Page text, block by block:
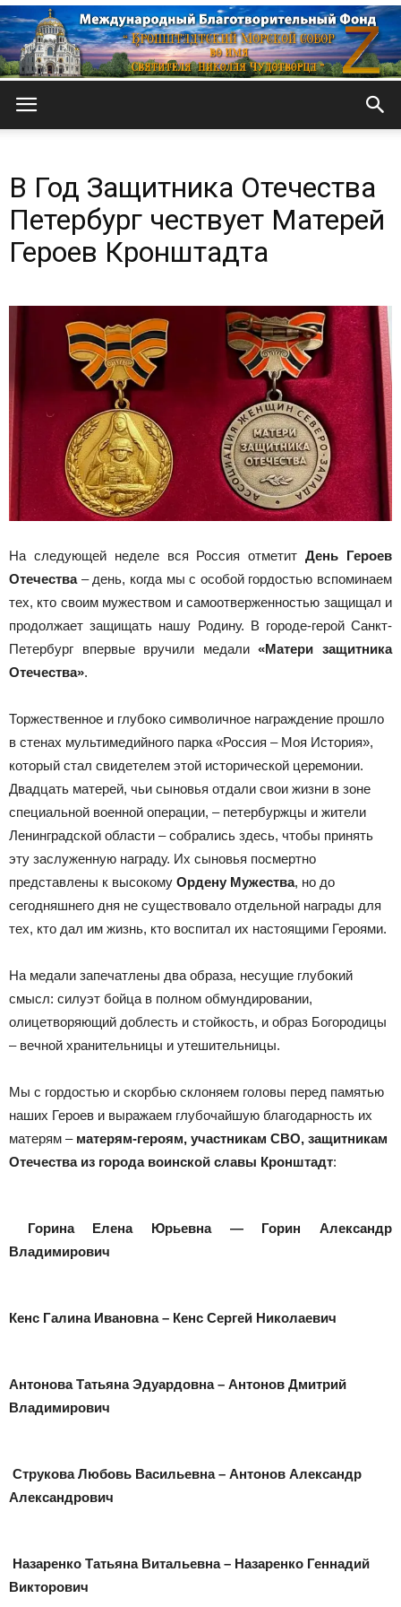
Морской
В Год Защитника Отечества
Петербург чествует Матерей
Героев Кронштадта
На следующей неделе вся Россия отметитДень Героев
Отечества– день, когда мы с особой гордостью вспоминаем
тех, кто своим мужеством и самоотверженностью защищал и
продолжает защищать нашу Родину. В городе-герой Санкт-
Петербург впервые вручили медали«Матери защитника
Отечества».
Торжественное и глубоко символичное награждение прошло
в стенах мультимедийного парка «Россия – Моя История»,
который стал свидетелем этой исторической церемонии.
Двадцать матерей, чьи сыновья отдали свои жизни в зоне
специальной военной операции, – петербуржцы и жители
Ленинградской области – собрались здесь, чтобы принять
эту заслуженную награду. Их сыновья посмертно
представлены к высокому Ордену Мужества, но до
сегодняшнего дня не существовало отдельной награды для
тех, кто дал им жизнь, кто воспитал их настоящими Героями.
На медали запечатлены два образа, несущие глубокий
смысл: силуэт бойца в полном обмундировании,
олицетворяющий доблесть и стойкость, и образ Богородицы
– вечной хранительницы и утешительницы.
Мы с гордостью и скорбью склоняем головы перед памятью
наших Героев и выражаем глубочайшую благодарность их
матерям – матерям-героям, участникам СВО, защитникам
Отечества из города воинской славы Кронштадт:
Горина Елена Юрьевна — Горин Александр
Владимирович
Кенс Галина Ивановна – Кенс Сергей Николаевич
Антонова Татьяна Эдуардовна – Антонов Дмитрий
Владимирович
Струкова Любовь Васильевна – Антонов Александр
Александрович
Назаренко Татьяна Витальевна – Назаренко Геннадий
Викторович